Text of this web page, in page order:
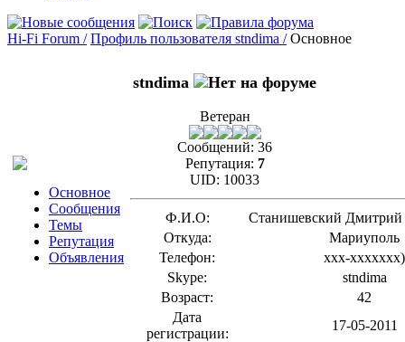
Hi-Fi Forum / Профиль пользователя stndima / Основное
Основное
Сообщения
Темы
Репутация
Объявления
stndima
Ветеран
Сообщений: 36
Репутация: 7
UID: 10033
Ф.И.О:
Станишевский Дмитрий
Откуда:
Мариуполь
Телефон:
xxx-xxxxxxx)
Skype:
stndima
Возраст:
42
Дата
регистрации:
17-05-2011